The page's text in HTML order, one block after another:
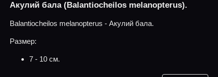
Акулий бала (Balantiocheilos melanopterus).
Balantiocheilos melanopterus - Акулий бала.
Размер:
7 - 10 см.